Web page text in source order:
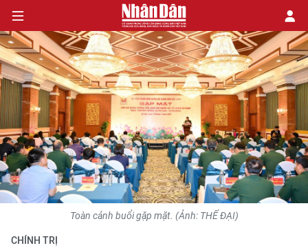
CHÍNH TRỊ
KINH TẾ
VĂN HÓA
XÃ HỘI
Toàn cảnh buổi gặp mặt. (Ảnh: THẾ ĐẠI)
CHÍNH TRỊ